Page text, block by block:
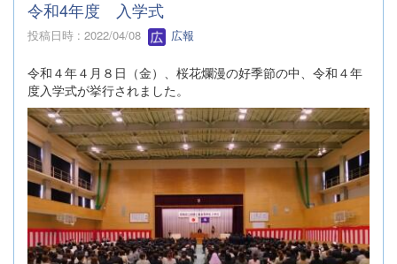
令和4年度 入学式
投稿日時 : 2022/04/08 広報
令和４年４月８日（金）、桜花爛漫の好季節の中、令和４年
度入学式が挙行されました。